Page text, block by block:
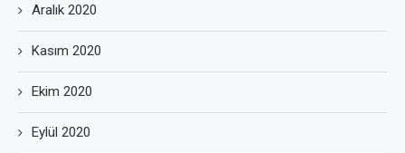
Aralık 2020
Kasım 2020
Ekim 2020
Eylül 2020